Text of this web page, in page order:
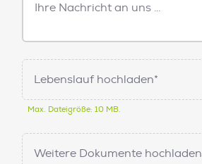
Nachricht
Lebenslauf hochladen*
Max. Dateigröße: 10 MB.
Weitere Dokumente hochladen